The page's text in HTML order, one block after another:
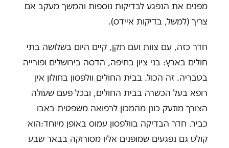
מפנים את הנפגע לבדיקות נוספות והמשך מעקב אם
צריך (למשל, בדיקות איידס).
חדר כזה, עם צוות ועם תקן, קיים היום בשלושה בתי
חולים בארץ: בני ציון בחיפה, הדסה בירושלים ופורייה
בטבריה. זה הכול. בבית החולים וולפסון בחולון אין
רופא בעל הכשרה בבית החולים, ובכל פעם שעולה
הצורך מוזעק כונן מהמכון לרפואה משפטית באבו
כביר. חדר הבדיקה בוולפסון עמוס באופן מיוחד:הוא
קולט גם נפגעים שמופנים אליו מסורוקה בבאר שבע